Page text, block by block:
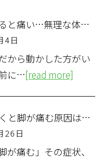
肩を上げると痛い…無理な体操は危険？五十肩と腱板断裂の違いと見分け方
4日
から動かした方がい
に…[read more]
60代で歩くと脚が痛む原因は？脊柱管狭窄症と血流障害の違い
26日
が痛む」その症状、